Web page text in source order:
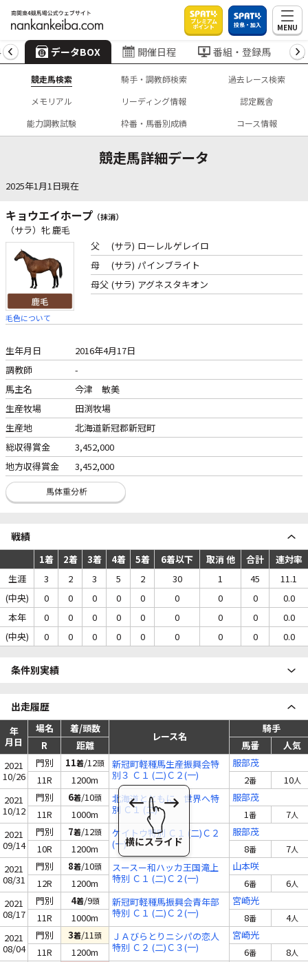
プレミアム
ポイント 投票・加入 MENU
データBOX 開催日程 番組・登録馬
競走馬検索 騎手・調教師検索
過去レース検索
メモリアル
リーディング情報
認定厩舎
能力調教試験
枠番・馬番別成績 コース情報
競走馬詳細データ
2025年1月1日現在
キョウエイホープ （抹消）
（サラ）牝 鹿毛
毛色について
父 (サラ) ローレルゲレイロ
母
(サラ) パインブライト
母父 (サラ) アグネスタキオン
生年月日
2016年4月17日
調教師
-
馬主名
今津 敏美
生産牧場
田渕牧場
生産地
北海道新冠郡新冠町
総収得賞金
3,452,000
地方収得賞金
3,452,000
戦績
1着 2着 3着 4着 5着 6着以下 取消 他 合計
連対率
生涯
3 2 3 5 2 30 1 45
11.1
(中央)
0 0 0 0 0 0 0 0
0.0
本年
0 0 0 0 0 0 0 0
0.0
(中央)
0 0 0 0 0 0 0 0 0.0
条件別実績
出走履歴
年
月日
場名 着/頭数
レース名
騎手
R
距離 馬番
人気
2021
10/26
門別 11着/12頭
新冠町軽種馬生産振興会特
別３ Ｃ１ (二)Ｃ２(一)
服部茂
11R
1200m 2番 10人
2021
10/12
門別 6着/10頭
北海道とともに、世界へ特
別 Ｃ１ (二)
服部茂
11R
1000m 1番 7人
2021
09/14
門別 7着/12頭
ケイトウ特別 Ｃ１ (二)Ｃ２
(一)
服部茂
10R
1200m 8番 7人
2021
08/31
門別 8着/10頭
スースー和ハッカ王国滝上
特別 Ｃ１ (二)Ｃ２(一)
山本咲
12R
1200m 6番 6人
2021
08/17
門別 4着/9頭
新冠町軽種馬振興会青年部
特別 Ｃ１ (二)Ｃ２(一)
宮崎光
11R
1000m 8番 4人
2021
08/04
門別 3着/11頭
ＪＡびらとりニシパの恋人
特別 Ｃ２ (二)Ｃ３(一)
宮崎光
11R
1200m 6番 8人